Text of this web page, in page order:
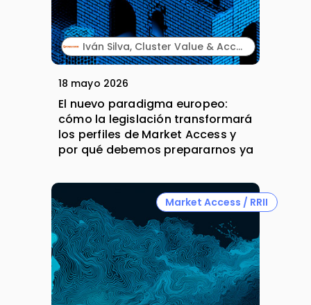
Iván Silva, Cluster Value & Access Director and Country Manager Spain y Natalia Montero, Market Access Intern. Kyowa Kirin.
18 mayo 2026
El nuevo paradigma europeo:
cómo la legislación transformará
los perfiles de Market Access y
por qué debemos prepararnos ya
Market Access / RRII